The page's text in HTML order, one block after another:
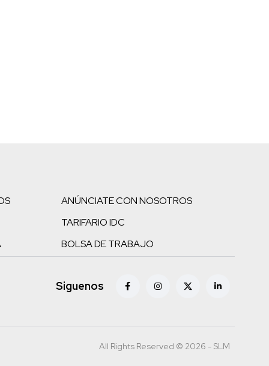
ANÚNCIATE CON NOSOTROS
TARIFARIO IDC
BOLSA DE TRABAJO
Siguenos
All Rights Reserved © 2026 - SLM